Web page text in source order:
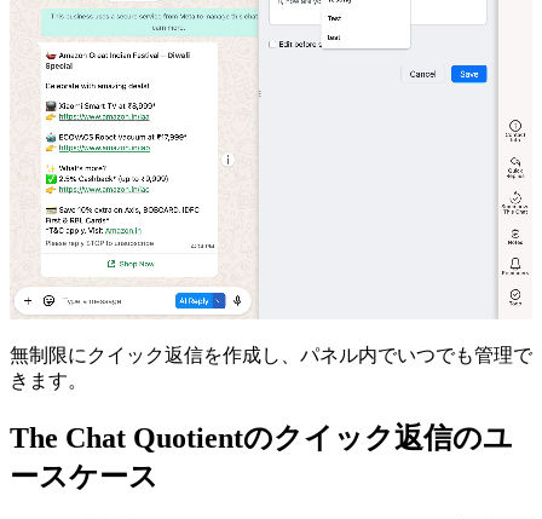
無制限にクイック返信を作成し、パネル内でいつでも管理で
きます。
The Chat Quotientのクイック返信のユ
ースケース